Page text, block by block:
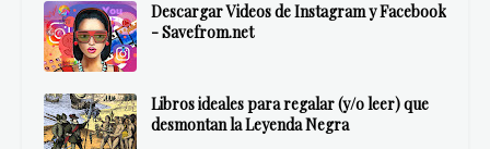
Descargar Videos de Instagram y Facebook
- Savefrom.net
Libros ideales para regalar (y/o leer) que
desmontan la Leyenda Negra